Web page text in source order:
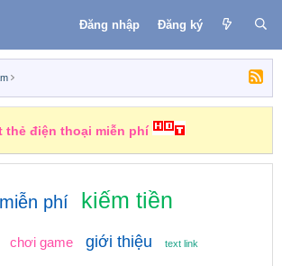
Đăng nhập Đăng ký
thẻ điện thoại miễn phí
miễn phí kiếm tiền
chơi game giới thiệu text link